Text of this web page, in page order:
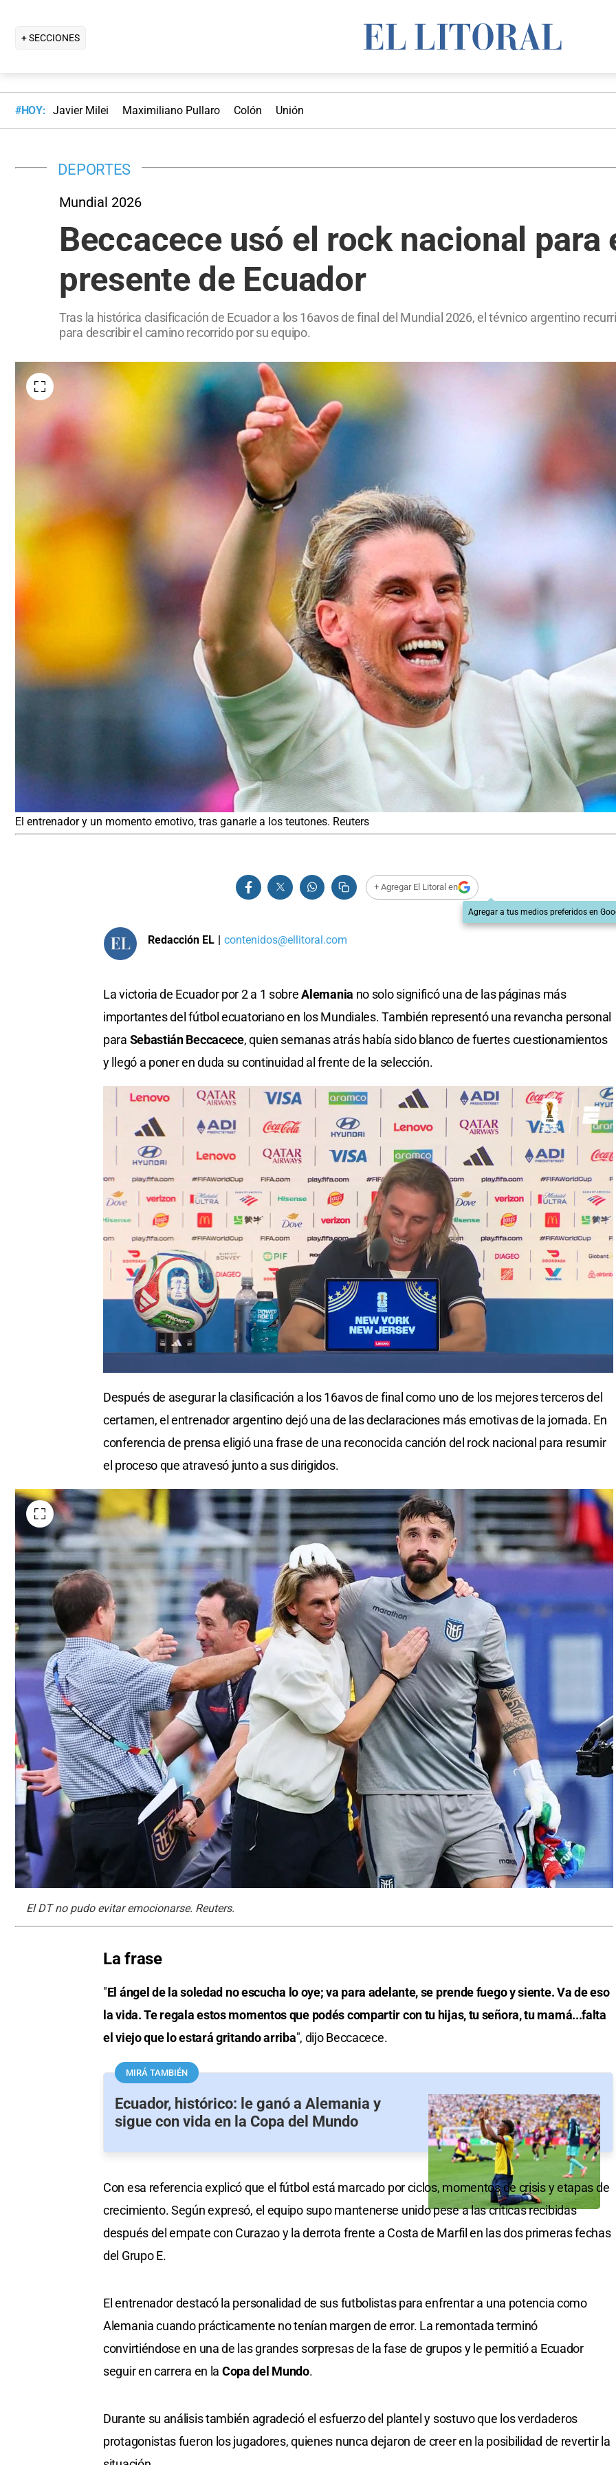
+ SECCIONES
#HOY: Javier Milei Maximiliano Pullaro Colón Unión
DEPORTES
Mundial 2026
Beccacece usó el rock nacional para
presente de Ecuador
Tras la histórica clasificación de Ecuador a los 16avos de final del Mundial 2026, el tévnico argentino
para describir el camino recorrido por su equipo.
El entrenador y un momento emotivo, tras ganarle a los teutones. Reuters
+ Agregar El Litoral en
Agregar a tus medios preferidos en
Redacción EL | contenidos@ellitoral.com
La victoria de Ecuador por 2 a 1 sobreAlemania no solo significó una de las páginas más
importantes del fútbol ecuatoriano en los Mundiales. También representó una revancha personal
para Sebastián Beccacece, quien semanas atrás había sido blanco de fuertes cuestionamientos
y llegó a poner en duda su continuidad al frente de la selección.
Después de asegurar la clasificación a los 16avos de final como uno de los mejores terceros del
certamen, el entrenador argentino dejó una de las declaraciones más emotivas de la jornada. En
conferencia de prensa eligió una frase de una reconocida canción del rock nacional para resumir
el proceso que atravesó junto a sus dirigidos.
El DT no pudo evitar emocionarse. Reuters.
La frase
"El ángel de la soledad no escucha lo oye; va para adelante, se prende fuego y siente. Va de eso
la vida. Te regala estos momentos que podés compartir con tu hijas, tu señora, tu mamá...falta
el viejo que lo estará gritando arriba", dijo Beccacece.
MIRÁ TAMBIÉN
Ecuador, histórico: le ganó a Alemania y
sigue con vida en la Copa del Mundo
Con esa referencia explicó que el fútbol está marcado por ciclos, momentos de crisis y etapas de
crecimiento. Según expresó, el equipo supo mantenerse unido pese a las críticas recibidas
después del empate con Curazao y la derrota frente a Costa de Marfil en las dos primeras fechas
del Grupo E.
El entrenador destacó la personalidad de sus futbolistas para enfrentar a una potencia como
Alemania cuando prácticamente no tenían margen de error. La remontada terminó
convirtiéndose en una de las grandes sorpresas de la fase de grupos y le permitió a Ecuador
seguir en carrera en la Copa del Mundo.
Durante su análisis también agradeció el esfuerzo del plantel y sostuvo que los verdaderos
protagonistas fueron los jugadores, quienes nunca dejaron de creer en la posibilidad de revertir la